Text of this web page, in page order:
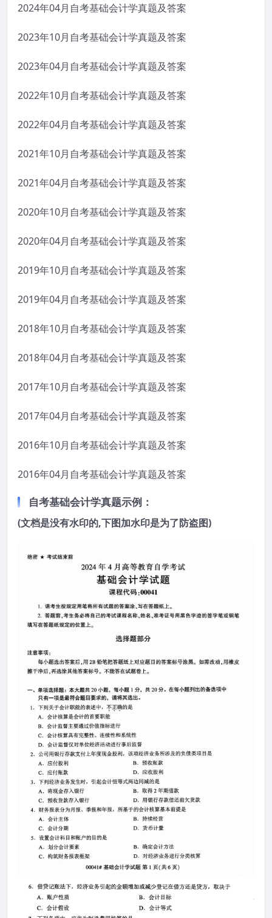
2024年04月自考基础会计学真题及答案
2023年10月自考基础会计学真题及答案
2023年04月自考基础会计学真题及答案
2022年10月自考基础会计学真题及答案
2022年04月自考基础会计学真题及答案
2021年10月自考基础会计学真题及答案
2021年04月自考基础会计学真题及答案
2020年10月自考基础会计学真题及答案
2020年04月自考基础会计学真题及答案
2019年10月自考基础会计学真题及答案
2019年04月自考基础会计学真题及答案
2018年10月自考基础会计学真题及答案
2018年04月自考基础会计学真题及答案
2017年10月自考基础会计学真题及答案
2017年04月自考基础会计学真题及答案
2016年10月自考基础会计学真题及答案
2016年04月自考基础会计学真题及答案
自考基础会计学真题示例：
(文档是没有水印的,下图加水印是为了防盗图)